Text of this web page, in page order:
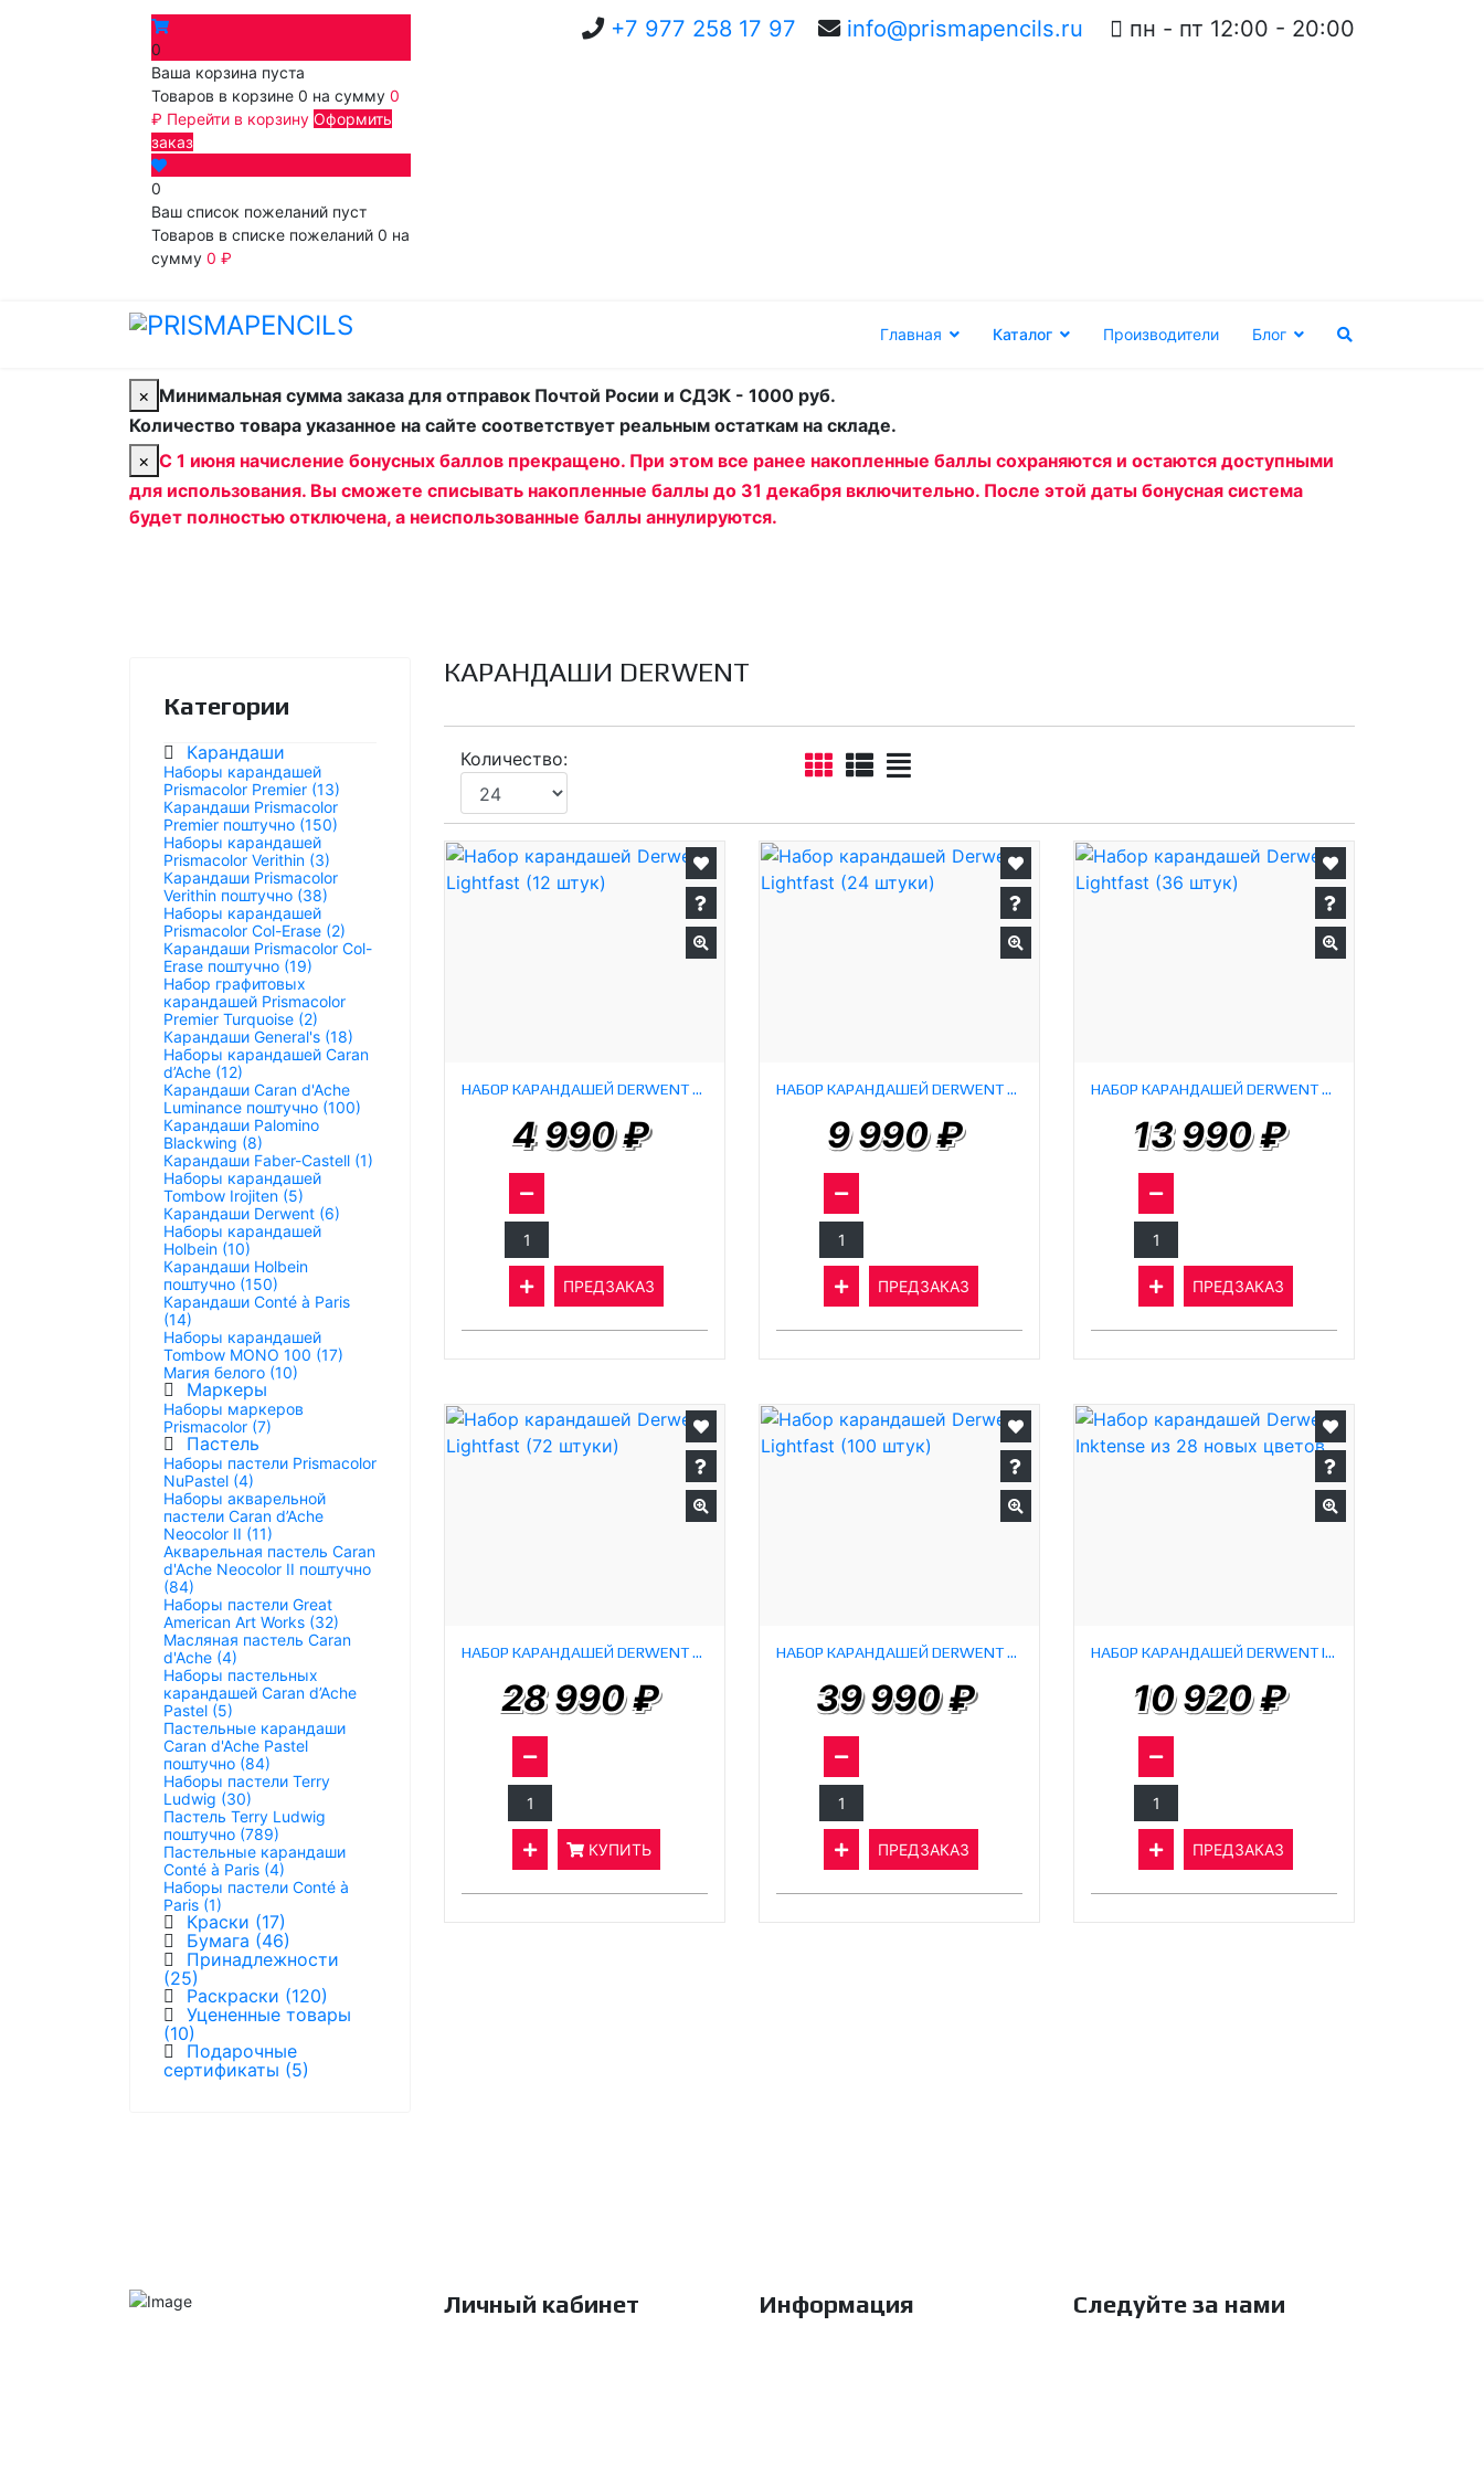
0
Ваша корзина пуста
Товаров в корзине 0 на сумму 0
₽ Перейти в корзину Оформить
заказ
0
Ваш список пожеланий пуст
Товаров в списке пожеланий 0 на
сумму 0 ₽
+7 977 258 17 97 info@prismapencils.ru пн - пт 12:00 - 20:00
Главная Каталог Производители Блог
× Минимальная сумма заказа для отправок Почтой Росии и СДЭК - 1000 руб.
Количество товара указанное на сайте соответствует реальным остаткам на складе.
× С 1 июня начисление бонусных баллов прекращено. При этом все ранее накопленные баллы сохраняются и остаются доступными
для использования. Вы сможете списывать накопленные баллы до 31 декабря включительно. После этой даты бонусная система
будет полностью отключена, а неиспользованные баллы аннулируются.
Категории
Карандаши
Наборы карандашей
Prismacolor Premier (13)
Карандаши Prismacolor
Premier поштучно (150)
Наборы карандашей
Prismacolor Verithin (3)
Карандаши Prismacolor
Verithin поштучно (38)
Наборы карандашей
Prismacolor Col-Erase (2)
Карандаши Prismacolor Col-
Erase поштучно (19)
Набор графитовых
карандашей Prismacolor
Premier Turquoise (2)
Карандаши General's (18)
Наборы карандашей Caran
d’Ache (12)
Карандаши Caran d'Ache
Luminance поштучно (100)
Карандаши Palomino
Blackwing (8)
Карандаши Faber-Castell (1)
Наборы карандашей
Tombow Irojiten (5)
Карандаши Derwent (6)
Наборы карандашей
Holbein (10)
Карандаши Holbein
поштучно (150)
Карандаши Conté à Paris
(14)
Наборы карандашей
Tombow MONO 100 (17)
Магия белого (10)
Маркеры
Наборы маркеров
Prismacolor (7)
Пастель
Наборы пастели Prismacolor
NuPastel (4)
Наборы акварельной
пастели Caran d’Ache
Neocolor II (11)
Акварельная пастель Caran
d'Ache Neocolor II поштучно
(84)
Наборы пастели Great
American Art Works (32)
Масляная пастель Caran
d'Ache (4)
Наборы пастельных
карандашей Caran d’Ache
Pastel (5)
Пастельные карандаши
Caran d'Ache Pastel
поштучно (84)
Наборы пастели Terry
Ludwig (30)
Пастель Terry Ludwig
поштучно (789)
Пастельные карандаши
Conté à Paris (4)
Наборы пастели Conté à
Paris (1)
Краски (17)
Бумага (46)
Принадлежности
(25)
Раскраски (120)
Уцененные товары
(10)
Подарочные
сертификаты (5)
КАРАНДАШИ DERWENT
Количество:
НАБОР КАРАНДАШЕЙ DERWENT LIGHTFAST (12 ШТУК)
4 990 ₽
ПРЕДЗАКАЗ
НАБОР КАРАНДАШЕЙ DERWENT LIGHTFAST (24 ШТУКИ)
9 990 ₽
ПРЕДЗАКАЗ
НАБОР КАРАНДАШЕЙ DERWENT LIGHTFAST (36 ШТУК)
13 990 ₽
ПРЕДЗАКАЗ
НАБОР КАРАНДАШЕЙ DERWENT LIGHTFAST (72 ШТУКИ)
28 990 ₽
КУПИТЬ
НАБОР КАРАНДАШЕЙ DERWENT LIGHTFAST (100 ШТУК)
39 990 ₽
ПРЕДЗАКАЗ
НАБОР КАРАНДАШЕЙ DERWENT INKTENSE ИЗ 28 НОВЫХ ЦВЕТОВ
10 920 ₽
ПРЕДЗАКАЗ
Личный кабинет Информация Следуйте за нами